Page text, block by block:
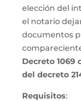
elección del
el notario
documentos
Decreto 1069
del decreto
Requisitos: